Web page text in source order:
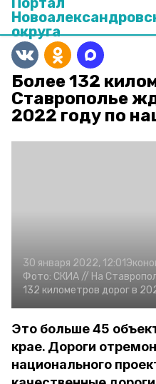
округа
Более 132
Ставрополье
2022 году по
30 января 2022, 12:01
Фото: СКИА // На
132 километров дорог в
Это больше 45
крае. Дороги
национального